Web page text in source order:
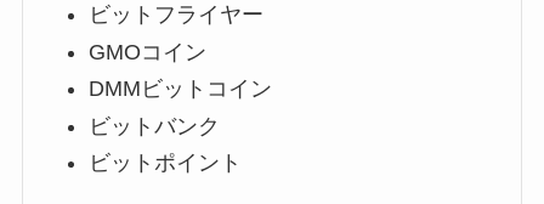
ビットフライヤー
GMOコイン
DMMビットコイン
ビットバンク
ビットポイント